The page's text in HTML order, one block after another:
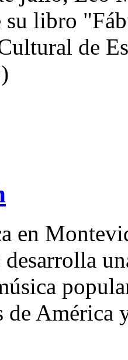
su libro
de
en
de América